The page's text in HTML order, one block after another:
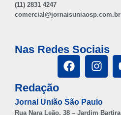
(11) 2831 4247
comercial@jornaisuniaosp.com.br
Nas Redes Sociais
Redação
Jornal União São Paulo
Rua Nara Leão, 38 – Jardim Bartira